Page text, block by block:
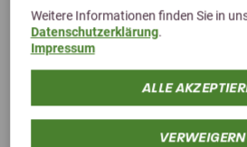
Weitere Informationen finden Sie in
Datenschutzerklärung.
Impressum
ALLE
VERWEIGERN